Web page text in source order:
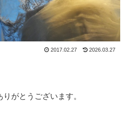
2017.02.27 2026.03.27
がとうございます。